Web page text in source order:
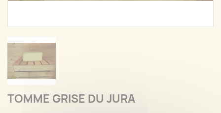
TOMME GRISE DU JURA